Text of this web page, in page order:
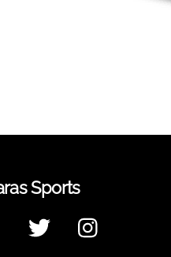
Sports
Facebook Twitter